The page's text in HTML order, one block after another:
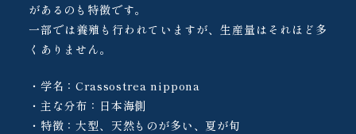
があるのも特徴です。
一部では養殖も行われていますが、生産量はそれほど多
くありません。
・学名：Crassostrea nippona
・主な分布：日本海側
・特徴：大型、天然ものが多い、夏が旬